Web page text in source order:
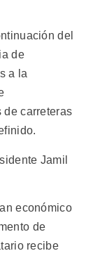
del
de
a la
de carreteras
Jamil
económico
de
recibe